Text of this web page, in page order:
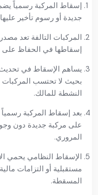
إسقاط المركبة رسمياً
جديدة أو رسوم تأخير
المركبات التالفة تعد
إسقاطها في الحفاظ على
يساهم الإسقاط في
بحيث لا تحتسب المركبات
النشطة للمالك.
بعد إسقاط المركبة
على مركبة جديدة دون
المروري.
الإسقاط النظامي يحمي
مستقبلية أو التزامات
المسقطة.